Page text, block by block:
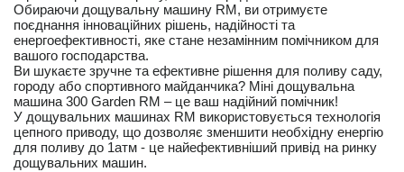
Обираючи дощувальну машину RM, ви отримуєте
поєднання інноваційних рішень, надійності та
енергоефективності, яке стане незамінним помічником для
вашого господарства.
Ви шукаєте зручне та ефективне рішення для поливу саду,
городу або спортивного майданчика? Міні дощувальна
машина 300 Garden RM – це ваш надійний помічник!
У дощувальних машинах RM використовується технологія
цепного приводу, що дозволяє зменшити необхідну енергію
для поливу до 1атм - це найефективніший привід на ринку
дощувальних машин.